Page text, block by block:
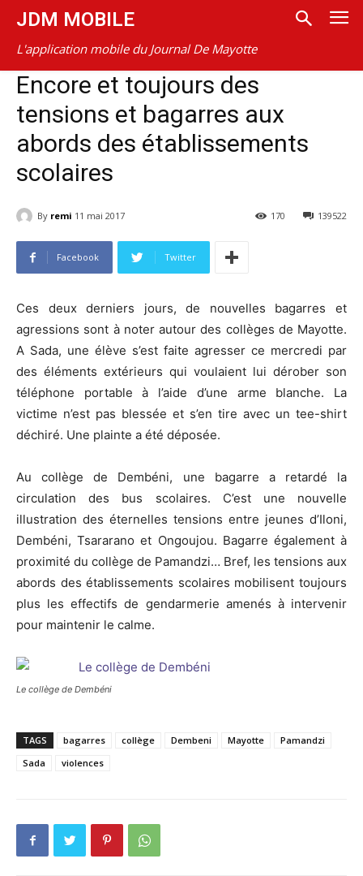
JDM MOBILE
L'application mobile du Journal De Mayotte
Encore et toujours des
tensions et bagarres aux
abords des établissements
scolaires
By remi 11 mai 2017 139522
170
Facebook Twitter
Ces deux derniers jours, de nouvelles bagarres et
agressions sont à noter autour des collèges de Mayotte.
A Sada, une élève s’est faite agresser ce mercredi par
des éléments extérieurs qui voulaient lui dérober son
téléphone portable à l’aide d’une arme blanche. La
victime n’est pas blessée et s’en tire avec un tee-shirt
déchiré. Une plainte a été déposée.
Au collège de Dembéni, une bagarre a retardé la
circulation des bus scolaires. C’est une nouvelle
illustration des éternelles tensions entre jeunes d’Iloni,
Dembéni, Tsararano et Ongoujou. Bagarre également à
proximité du collège de Pamandzi… Bref, les tensions aux
abords des établissements scolaires mobilisent toujours
plus les effectifs de gendarmerie amenés à intervenir
pour maintenir le calme.
Le collège de Dembéni
TAGS bagarres collège Dembeni Mayotte
Pamandzi
Sada
violences